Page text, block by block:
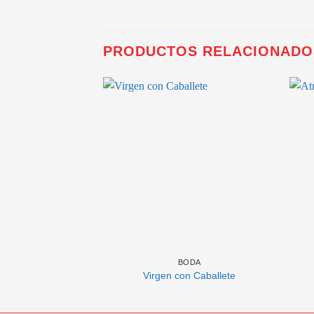
PRODUCTOS
BODA
Virgen con Caballete